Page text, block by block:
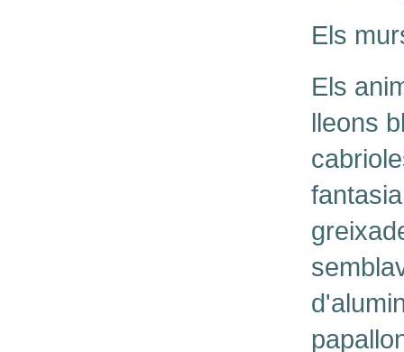
Els
Els
lleons